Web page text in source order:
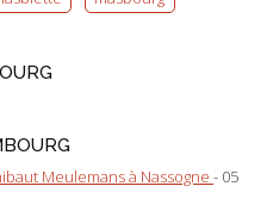
Meulemans à Nassogne - 05